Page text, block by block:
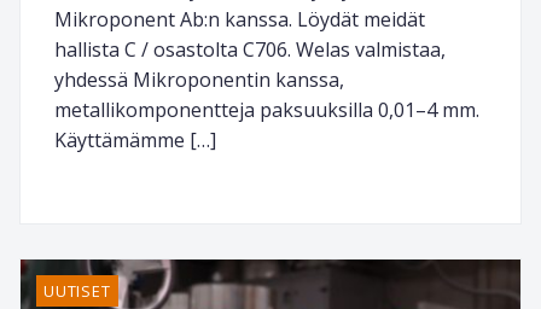
Mikroponent Ab:n kanssa. Löydät meidät
hallista C / osastolta C706. Welas valmistaa,
yhdessä Mikroponentin kanssa,
metallikomponentteja paksuuksilla 0,01–4 mm.
Käyttämämme […]
UUTISET